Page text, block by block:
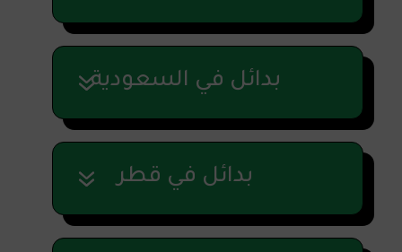
بدائل في السعودية
بدائل في قطر